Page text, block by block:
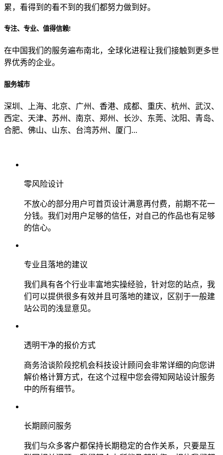
目前主要的营销渠道是？
累，看得到的看不到的我们都努力做到好。
专注、专业、值得信赖!
在中国我们的服务遍布南北，全球化进程让我们接触到更多世
界优秀的企业。
服务城市
深圳、上海、北京、广州、香港、成都、重庆、杭州、武汉、
西定、天津、苏州、南京、郑州、长沙、东莞、沈阳、青岛、
合肥、佛山、山东、台湾苏州、厦门...
零风险设计
不放心的部分用户可首页设计满意再付费，前期不花一
分钱。我们对用户足够的信任，对自己的作品也有足够
的信心。
专业且落地的建议
我们具有各个行业丰富地实操经验，针对您的站点，我
们可以提供很多有效并且可落地的建议，区别于一般建
站公司的浅显意见。
透明干净的报价方式
商务洽谈阶段挖机会科技设计顾问会非常详细的向您讲
解价格计算方式，在这个过程中您会得知网站设计服务
中的所有细节。
长期顾问服务
我们与众多客户都保持长期稳定的合作关系，只要是互